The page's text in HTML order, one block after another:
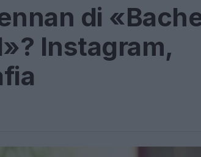
di
Instagram,